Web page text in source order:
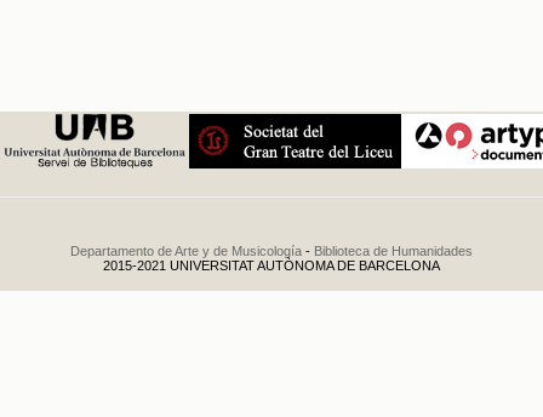
Departamento de Arte y de Musicología - Biblioteca de Humanidades
2015-2021 UNIVERSITAT AUTÒNOMA DE BARCELONA